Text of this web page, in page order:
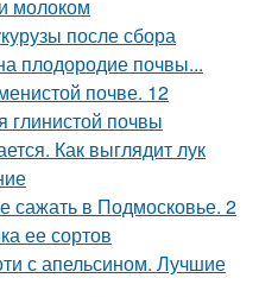
молоком
после сбора
плодородие почвы...
почве. 12
глинистой почвы
Как выглядит лук
сажать в Подмосковье. 2
ее сортов
с апельсином. Лучшие